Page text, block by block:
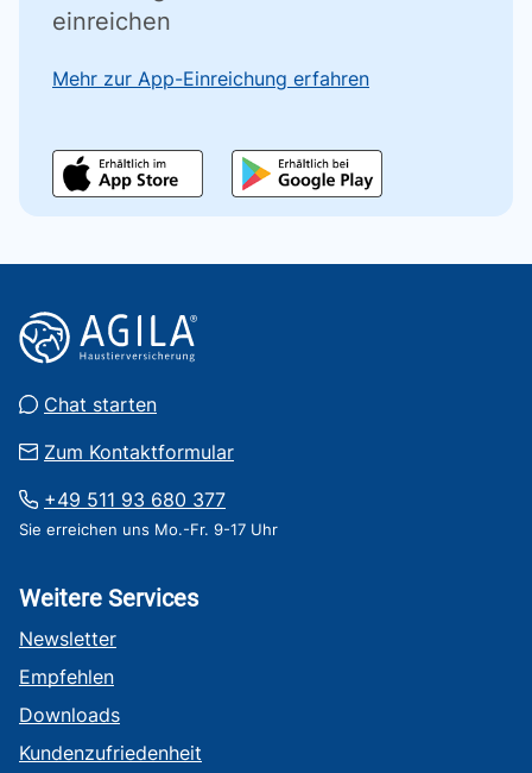
einreichen
Mehr zur App-Einreichung erfahren